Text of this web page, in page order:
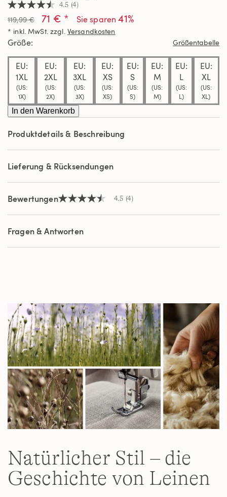
4.5
von
5
Sternen,
Durchschnittswert
Bewertung.
Read
Reviews.
Link
auf
derselben
Seite.
4.5 (4)
119,99 € 71 € * Sie sparen 41%
* inkl. MwSt. zzgl. Versandkosten
Größe Größentabelle
EU:
1XL
(US:
1X)
EU:
2XL
(US:
2X)
EU:
3XL
(US:
3X)
EU:
XS
(US:
XS)
EU:
S
(US:
S)
EU:
M
(US:
M)
EU:
L
(US:
L)
EU:
XL
(US:
XL)
In den Warenkorb
Produktdetails & Beschreibung
Lieferung & Rücksendungen
Bewertungen4.5
5
Sternen,
Durchschnittswert
Bewertung.
Seite.
4.5 (4)
Fragen & Antworten
Natürlicher Stil – die
Geschichte von Leinen